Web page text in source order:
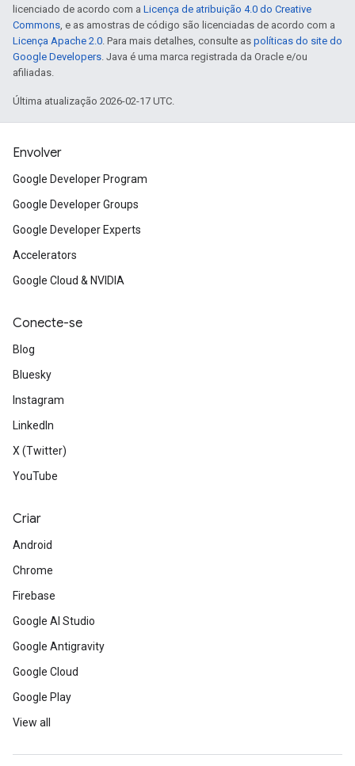
licenciado de acordo com a Licença de atribuição 4.0 do Creative
Commons, e as amostras de código são licenciadas de acordo com a
Licença Apache 2.0. Para mais detalhes, consulte as políticas do site do
Google Developers. Java é uma marca registrada da Oracle e/ou
afiliadas.
Última atualização 2026-02-17 UTC.
Envolver
Google Developer Program
Google Developer Groups
Google Developer Experts
Accelerators
Google Cloud & NVIDIA
Conecte-se
Blog
Bluesky
Instagram
LinkedIn
X (Twitter)
YouTube
Criar
Android
Chrome
Firebase
Google AI Studio
Google Antigravity
Google Cloud
Google Play
View all